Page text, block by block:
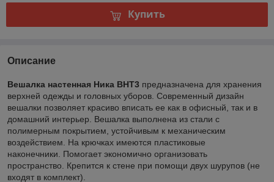
Купить
Описание
Вешалка настенная Ника ВНТ3 предназначена для хранения
верхней одежды и головных уборов. Современный дизайн
вешалки позволяет красиво вписать ее как в офисный, так и в
домашний интерьер. Вешалка выполнена из стали с
полимерным покрытием, устойчивым к механическим
воздействием. На крючках имеются пластиковые
наконечники. Помогает экономично организовать
пространство. Крепится к стене при помощи двух шурупов (не
входят в комплект).